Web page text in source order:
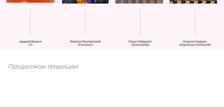
Продолжая традиции